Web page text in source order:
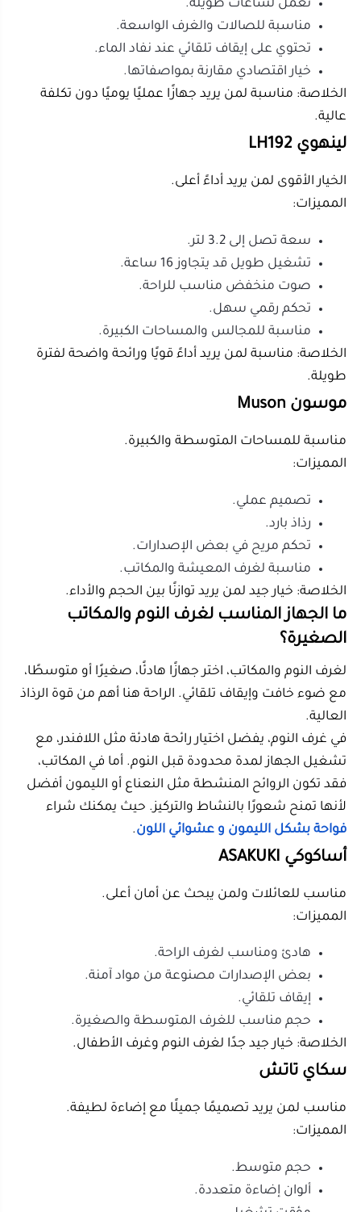
الخلاصة: مناسبة لمن يريد أداءً قويًا ورائحة واضحة لفترة
طويلة.
موسون Muson
مناسبة للمساحات المتوسطة والكبيرة.
تصميم عملي.
تحكم مريح في بعض الإصدارات.
ما الجهاز المناسب لغرف النوم والمكاتب
الصغيرة؟
لغرف النوم والمكاتب، اختر جهازًا هادئًا، صغيرًا أو متوسطًا،
مع ضوء خافت وإيقاف تلقائي. الراحة هنا أهم من قوة الرذاذ
العالية.
في غرف النوم، يفضل اختيار رائحة هادئة مثل اللافندر، مع
تشغيل الجهاز لمدة محدودة قبل النوم. أما في المكاتب،
فقد تكون الروائح المنشطة مثل النعناع أو الليمون أفضل
فواحة بشكل الليمون و عشوائي اللون
أساكوكي ASAKUKI
مناسب للعائلات ولمن يبحث عن أمان أعلى.
المميزات:
هادئ ومناسب لغرف الراحة.
بعض الإصدارات مصنوعة من مواد آمنة.
إيقاف تلقائي.
حجم مناسب للغرف المتوسطة والصغيرة.
الخلاصة: خيار جيد جدًا لغرف النوم وغرف الأطفال.
مناسب لمن يريد تصميمًا جميلًا مع إضاءة لطيفة.
المميزات:
حجم متوسط.
ألوان إضاءة متعددة.
مؤقت تشغيل.
مناسب لغرفة صغيرة أو متوسطة.
الخلاصة: مناسب لمن يهتم بالشكل والراحة معًا.
أومك Micro
مناسب للمكاتب والسفر.
يعمل عبر USB.
مناسب للمكتب أو السيارة.
سهل الحمل والتنقل.
الخلاصة: مثالي للاستخدام الشخصي في مساحة محدودة.